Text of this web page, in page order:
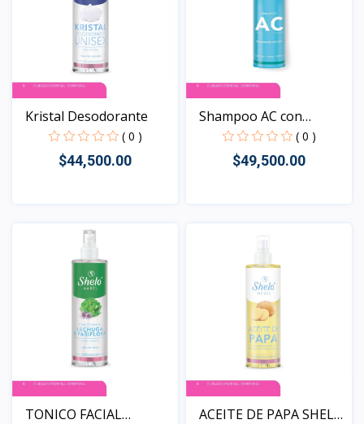
Kristal Desodorante
( 0 )
$44,500.00
Shampoo AC con
Pirition...
( 0 )
$49,500.00
TONICO FACIAL
ACEITE DE PAPA SHELO